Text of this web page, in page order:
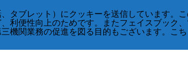
タブレット）にクッキーを送信しています。
利便性向上のためです。またフェイスブック
機関業務の促進を図る目的もございます。こ